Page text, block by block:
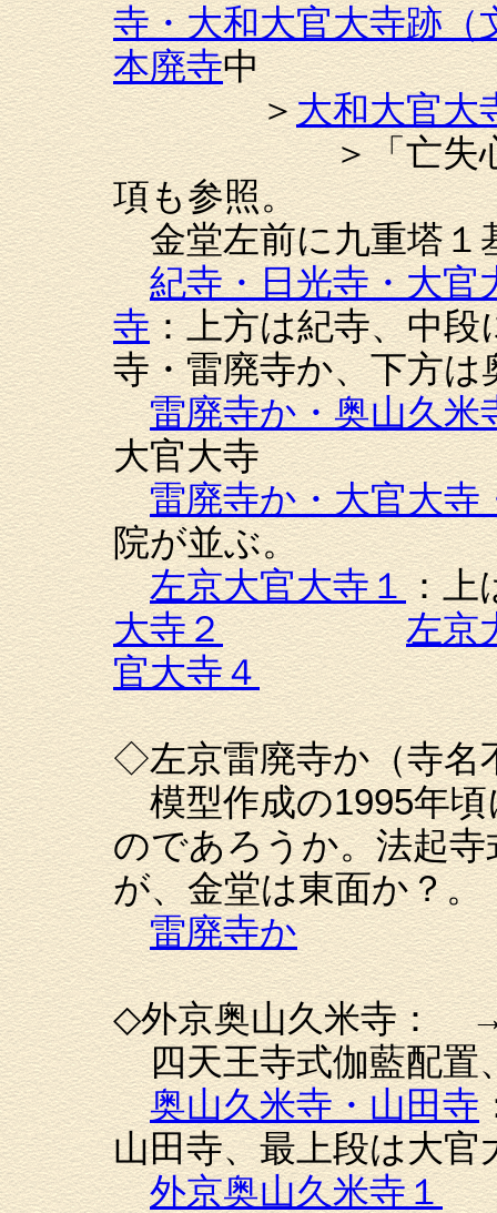
寺・大和大官大寺跡（
本廃寺中
＞大和大官大
＞「亡失心礎
項も参照。
金堂左前に九重塔１
紀寺・日光寺・大官
寺：上方は紀寺、中段
寺・雷廃寺か、下方は
雷廃寺か・奥山久米
大官大寺
雷廃寺か・大官大寺
院が並ぶ。
左京大官大寺１：
大寺２
左京
官大寺４
◇左京雷廃寺か（
模型作成の1995年頃
のであろうか。法起
が、金堂は東面か？。
雷廃寺か
◇外京奥山久米寺
四天王寺式伽藍配置
奥山久米寺・山田寺
山田寺、最上段は大官
外京奥山久米寺１